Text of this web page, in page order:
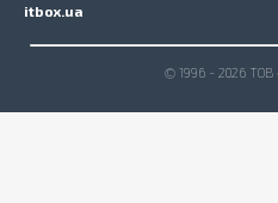
itbox.ua
© 1996 - 2026 ТОВ